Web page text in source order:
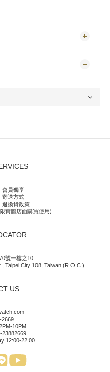
會員獨享
寄送方式
退換貨政策
實體店面購買使用)
號一樓之10
Taipei City 108, Taiwan (R.O.C.)
US
2669
10PM
23882669
12:00-22:00